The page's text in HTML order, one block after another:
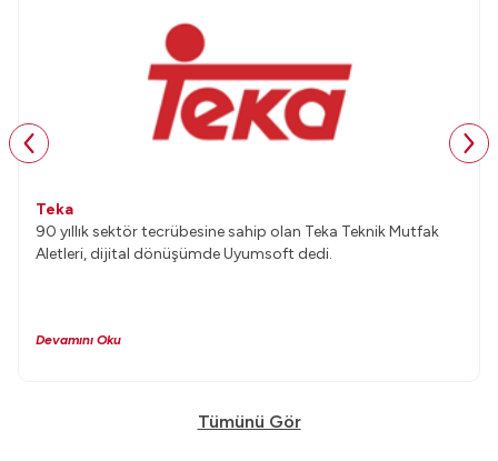
Teka
90 yıllık sektör tecrübesine sahip olan Teka Teknik Mutfak
Aletleri, dijital dönüşümde Uyumsoft dedi.
Devamını Oku
Tümünü Gör